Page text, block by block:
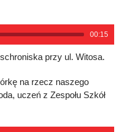
00:15
przy ul. Witosa.
na rzecz naszego
uczeń z Zespołu Szkół